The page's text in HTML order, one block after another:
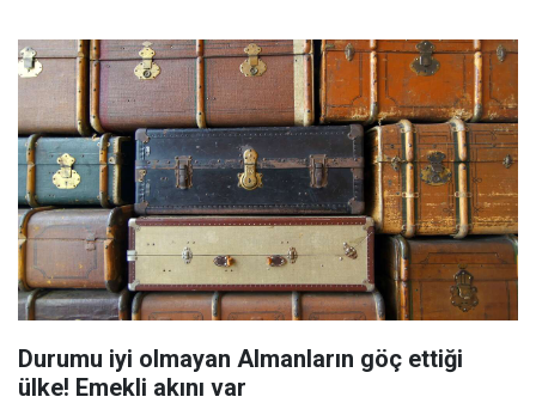
Durumu iyi olmayan Almanların göç ettiği
ülke! Emekli akını var